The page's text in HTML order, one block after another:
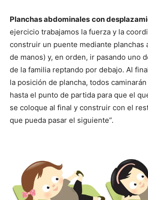
Planchas abdominales con
ejercicio trabajamos la fuerza y la
construir un puente mediante planchas
de manos) y, en orden, ir pasando uno
de la familia reptando por debajo. Al
la posición de plancha, todos
hasta el punto de partida para que el
se coloque al final y construir con el
que pueda pasar el siguiente”.